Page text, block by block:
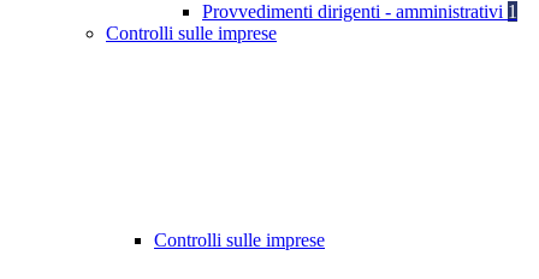
Provvedimenti dirigenti - amministrativi 1
Controlli sulle imprese
Controlli sulle imprese